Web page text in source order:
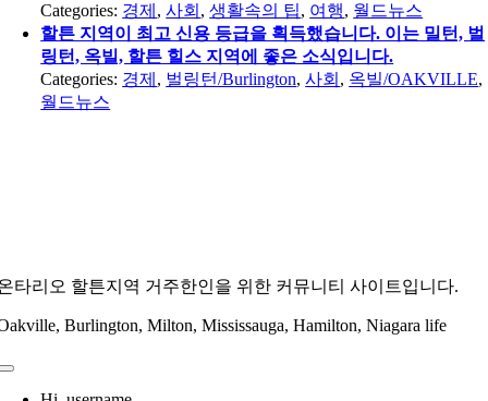
Categories: 경제 ,사회 ,생활속의 팁, 여행, 월드뉴스
할튼 지역이 최고 신용 등급을 획득했습니다. 이는 밀턴, 벌
링턴, 옥빌, 할튼 힐스 지역에 좋은 소식입니다.
Categories: 경제 , 벌링턴/Burlington,사회 , 옥빌/OAKVILLE,
월드뉴스
타리오 할튼지역 거주한인을 위한 커뮤니티 사이트입니다.
Burlington, Milton, Mississauga, Hamilton, Niagara life
Toggle
Navigation